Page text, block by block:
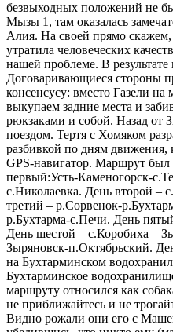
безвыходных положений не
Мызы 1, там оказалась
Алия. На своей прямо скажем,
утратила человеческих
нашей проблеме. В
Договаривающиеся стороны
консенсусу: вместо Газели
выкупаем задние места и
рюкзаками и собой. Назад от
поездом. Тертя с Хомяком
разбивкой по дням движения,
GPS-навигатор. Маршрут
первый:Усть-Каменогорск-
с.Николаевка. День второй –
третий – р.Сорвенок-
р.Бухтарма-с.Печи. День
День шестой – с.Коробиха –
Зыряновск-п.Октябрьский.
на Бухтарминском
Бухтарминское
маршруту относился как
не приближайтесь и не
Видно рожали они его с